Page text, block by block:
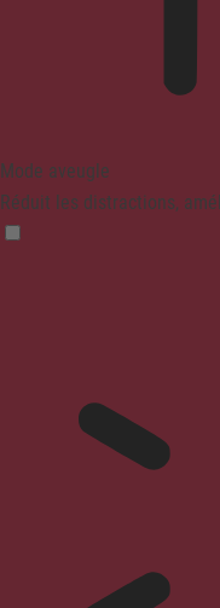
Mode aveugle
Réduit les distractions,